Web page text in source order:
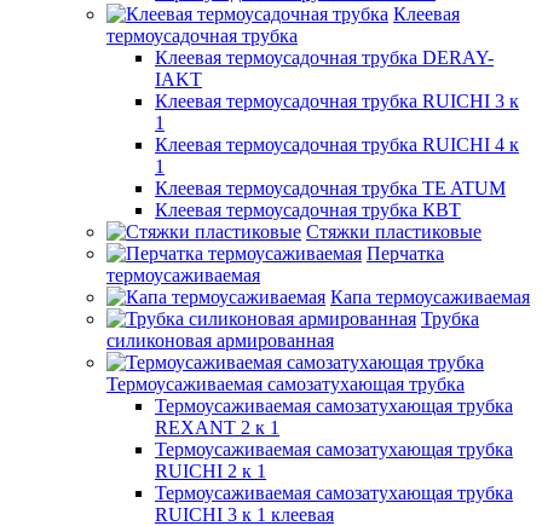
Клеевая
термоусадочная трубка
Клеевая термоусадочная трубка DERAY-
IAKT
Клеевая термоусадочная трубка RUICHI 3 к
1
Клеевая термоусадочная трубка RUICHI 4 к
1
Клеевая термоусадочная трубка TE ATUM
Клеевая термоусадочная трубка КВТ
Стяжки пластиковые
Перчатка
термоусаживаемая
Капа термоусаживаемая
Трубка
силиконовая армированная
Термоусаживаемая самозатухающая трубка
Термоусаживаемая самозатухающая трубка
REXANT 2 к 1
Термоусаживаемая самозатухающая трубка
RUICHI 2 к 1
Термоусаживаемая самозатухающая трубка
RUICHI 3 к 1 клеевая